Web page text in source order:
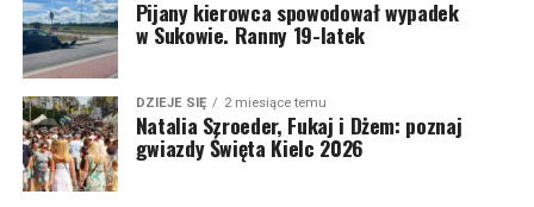
Pijany kierowca spowodował wypadek
w Sukowie. Ranny 19-latek
DZIEJE SIĘ 2 miesiące temu
Natalia Szroeder, Fukaj i Dżem: poznaj
gwiazdy Święta Kielc 2026